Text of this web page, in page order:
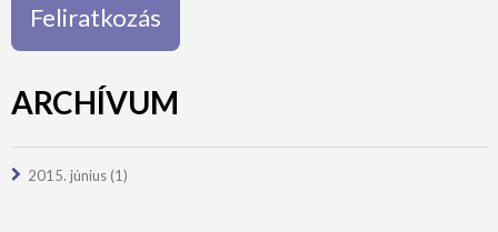
ARCHÍVUM
2015. június (1)